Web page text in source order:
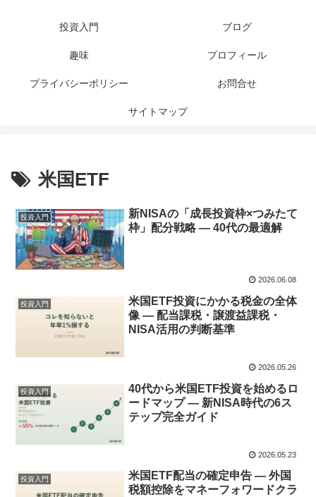
投資入門 ブログ
趣味 プロフィール
プライバシーポリシー お問合せ
サイトマップ
米国ETF
投資入門
新NISAの「成長投資枠×つみたて
枠」配分戦略 — 40代の最適解
2026.06.08
投資入門
米国ETF投資にかかる税金の全体
像 — 配当課税・譲渡益課税・
NISA活用の判断基準
2026.05.26
投資入門
40代から米国ETF投資を始めるロ
ードマップ — 新NISA時代の6ス
テップ完全ガイド
2026.05.23
投資入門
米国ETF配当の確定申告 — 外国
税額控除をマネーフォワードクラ